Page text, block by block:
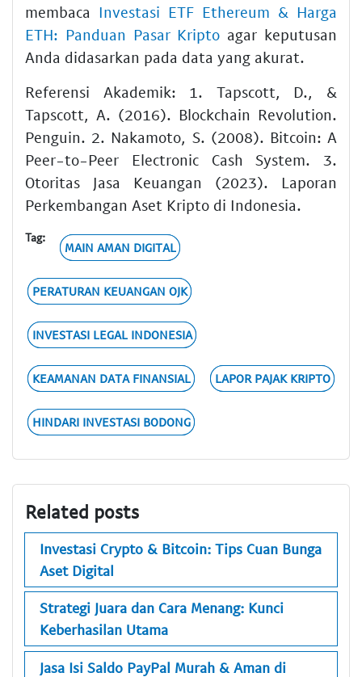
membaca Investasi ETF Ethereum & Harga
ETH: Panduan Pasar Kripto agar keputusan
Anda didasarkan pada data yang akurat.
Referensi Akademik: 1. Tapscott, D., &
Tapscott, A. (2016). Blockchain Revolution.
Penguin. 2. Nakamoto, S. (2008). Bitcoin: A
Peer-to-Peer Electronic Cash System. 3.
Otoritas Jasa Keuangan (2023). Laporan
Perkembangan Aset Kripto di Indonesia.
Tag:
MAIN AMAN DIGITAL
PERATURAN KEUANGAN OJK
INVESTASI LEGAL INDONESIA
KEAMANAN DATA FINANSIAL LAPOR PAJAK KRIPTO
HINDARI INVESTASI BODONG
Related posts
Investasi Crypto & Bitcoin: Tips Cuan Bunga
Aset Digital
Strategi Juara dan Cara Menang: Kunci
Keberhasilan Utama
Jasa Isi Saldo PayPal Murah & Aman di